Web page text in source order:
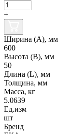
+
Ширина (А), мм
600
Высота (В), мм
50
Длина (L), мм
Толщина, мм
Масса, кг
5.0639
Ед.изм
шт
Бренд